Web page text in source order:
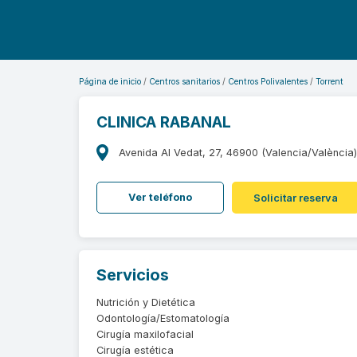
Página de inicio Centros sanitarios Centros Polivalentes Torrent
CLINICA RABANAL
Avenida Al Vedat, 27, 46900 (Valencia/València)
Ver teléfono Solicitar reserva
Servicios
Nutrición y Dietética
Odontología/Estomatología
Cirugía maxilofacial
Cirugía estética